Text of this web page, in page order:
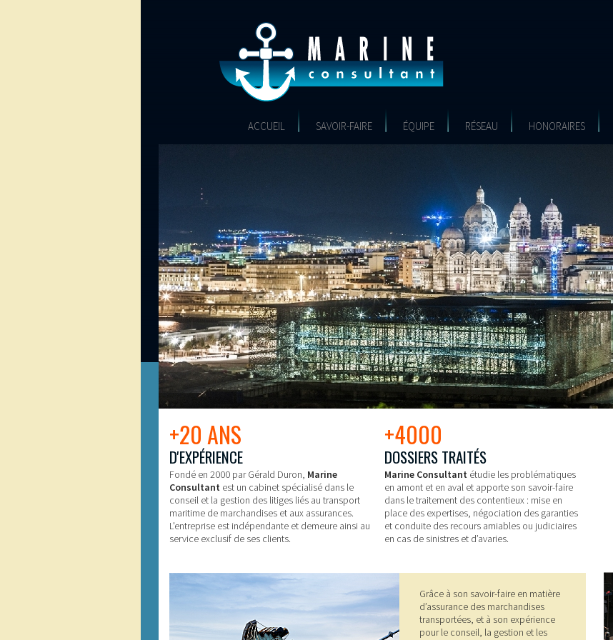
ACCUEIL SAVOIR-FAIRE ÉQUIPE RÉSEAU HONORAIRES
+20 ANS
D'EXPÉRIENCE
Fondé en 2000 par Gérald Duron, Marine
Consultant est un cabinet spécialisé dans le
conseil et la gestion des litiges liés au transport
maritime de marchandises et aux assurances.
L'entreprise est indépendante et demeure ainsi au
service exclusif de ses clients.
+4000
DOSSIERS TRAITÉS
Marine Consultant étudie les problématiques
en amont et en aval et apporte son savoir-faire
dans le traitement des contentieux : mise en
place des expertises, négociation des garanties
et conduite des recours amiables ou judiciaires
en cas de sinistres et d’avaries.
Grâce à son savoir-faire en matière
d’assurance des marchandises
transportées, et à son expérience
pour le conseil, la gestion et les